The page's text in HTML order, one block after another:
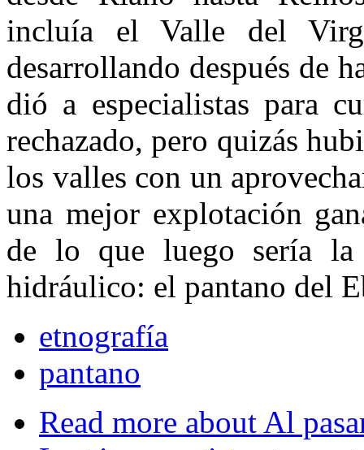
incluía el Va­lle del
desarrollando después de
dió a especialistas para
rechaza­do, pero quizás
los valles con un
una mejor explota­ción
de lo que luego sería la
hidráulico: el pantano del
etnografía
pantano
Read more about Al